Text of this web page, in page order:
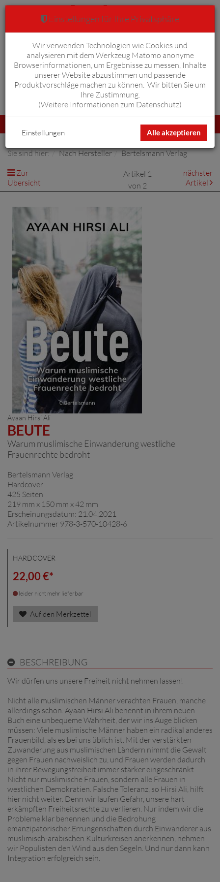
Anmelden Warenkorb 0
umschalten
Sie sind hier: Nach Hersteller
Bertelsmann Verlag
Zur
Übersicht
Artikel 1
von 2
nächster
Artikel
Ayaan Hirsi Ali
BEUTE
Warum muslimische Einwanderung westliche
Frauenrechte bedroht
Bertelsmann Verlag
Hardcover
425 Seiten
219 mm x 150 mm x 42 mm
Erscheinungsdatum: 21.04.2021
Artikelnummer 978-3-570-10428-6
HARDCOVER
22,00 €*
leider nicht mehr lieferbar
Auf den Merkzettel
BESCHREIBUNG
Wir dürfen uns unsere Freiheit nicht nehmen lassen!
Nicht alle muslimischen Männer verachten Frauen, manche
allerdings schon. Ayaan Hirsi Ali benennt in ihrem neuen
Buch eine unbequeme Wahrheit, der wir ins Auge blicken
müssen: Viele muslimische Männer haben ein radikal anderes
Frauenbild, als es bei uns üblich ist. Mit der verstärkten
Zuwanderung aus muslimischen Ländern nimmt die Gewalt
gegen Frauen nachweislich zu, und Frauen werden dadurch
in ihrer Bewegungsfreiheit immer stärker eingeschränkt.
Nicht nur muslimische Frauen, sondern alle Frauen in
westlichen Demokratien. Falsche Toleranz, so Hirsi Ali, hilft
hier nicht weiter. Denn wir laufen Gefahr, unsere hart
erkämpften Freiheitsrechte zu verlieren. Nur indem wir die
Probleme klar benennen und die Bedrohung
emanzipatorischer Errungenschaften durch Einwanderer aus
muslimisch-arabischen Kulturkreisen anerkennen, nehmen
wir Populisten den Wind aus den Segeln. Und nur dann kann
Integration erfolgreich sein.
Einstellungen für Ihre Privatsphäre
Wir verwenden Technologien wie Cookies und
analysieren mit dem Werkzeug Matomo anonyme
Browserinformationen, um Ergebnisse zu messen, Inhalte
unserer Website abzustimmen und passende
Produktvorschläge machen zu können. Wir bitten Sie um
Ihre Zustimmung.
(Weitere Informationen zum Datenschutz)
Alle akzeptieren
Einstellungen